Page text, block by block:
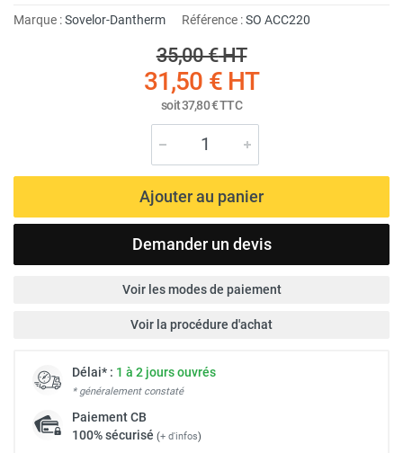
Marque :Sovelor-Dantherm Référence :SO ACC220
35,00 €HT
31,50 €HT
soit37,80 €TTC
Ajouter au panier
Demander un devis
Voir les modes de paiement
Voir la procédure d'achat
Délai* : 1 à 2 jours ouvrés
* généralement constaté
PaiementCB
100% sécurisé (+ d'infos)